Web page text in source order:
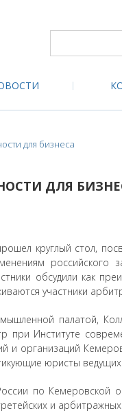
для бизнеса
ДЛЯ
круглый стол,
российского
обсудили как
участники
палатой,
Институте
и организаций
юристы ведущих
по
и арбитражных